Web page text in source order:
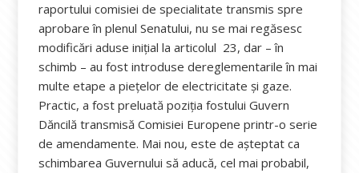
raportului comisiei de specialitate transmis spre
aprobare în plenul Senatului, nu se mai regăsesc
modificări aduse inițial la articolul 23, dar – în
schimb – au fost introduse dereglementarile în mai
multe etape a piețelor de electricitate și gaze.
Practic, a fost preluată poziția fostului Guvern
Dăncilă transmisă Comisiei Europene printr-o serie
de amendamente. Mai nou, este de așteptat ca
schimbarea Guvernului să aducă, cel mai probabil,